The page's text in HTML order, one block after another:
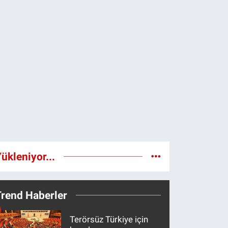
Haberler
Terörsüz Türkiye için